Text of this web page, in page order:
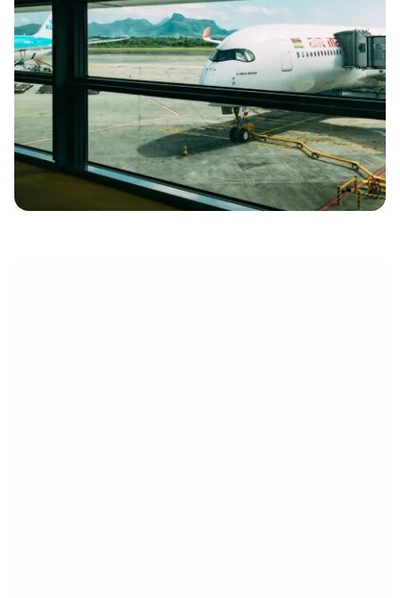
Pokračovať s e-mailom